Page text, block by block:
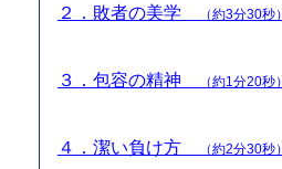
２．敗者の美学 （約3分30秒）
３．包容の精神 （約1分20秒）
４．潔い負け方 （約2分30秒）